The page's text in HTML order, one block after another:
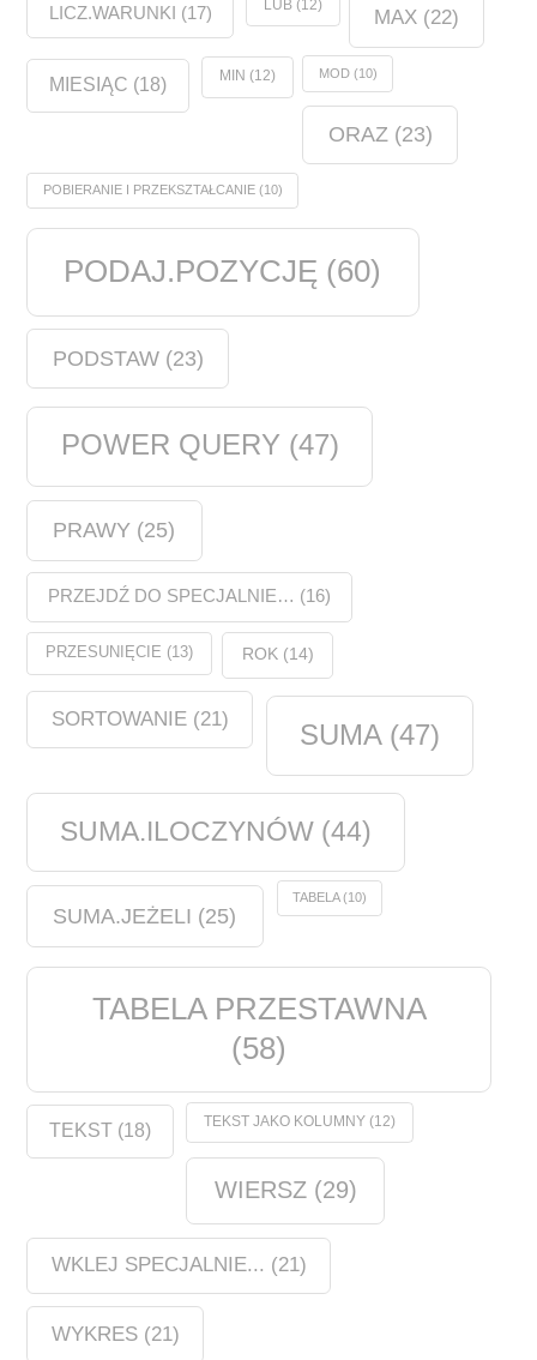
LICZ.WARUNKI (17) LUB(12)
MAX(22)
MIESIĄC (18) MIN (12) MOD(10)
ORAZ (23)
POBIERANIE I PRZEKSZTAŁCANIE(10)
PODAJ.POZYCJĘ (60)
PODSTAW(23)
POWER QUERY (47)
PRAWY (25)
PRZEJDŹ DO SPECJALNIE… (16)
PRZESUNIĘCIE (13) ROK(14)
SORTOWANIE(21) SUMA(47)
SUMA.ILOCZYNÓW (44)
SUMA.JEŻELI (25)
TABELA(10)
TABELA PRZESTAWNA
(58)
TEKST (18) TEKST JAKO KOLUMNY(12)
WIERSZ(29)
WKLEJ SPECJALNIE... (21)
WYKRES(21)